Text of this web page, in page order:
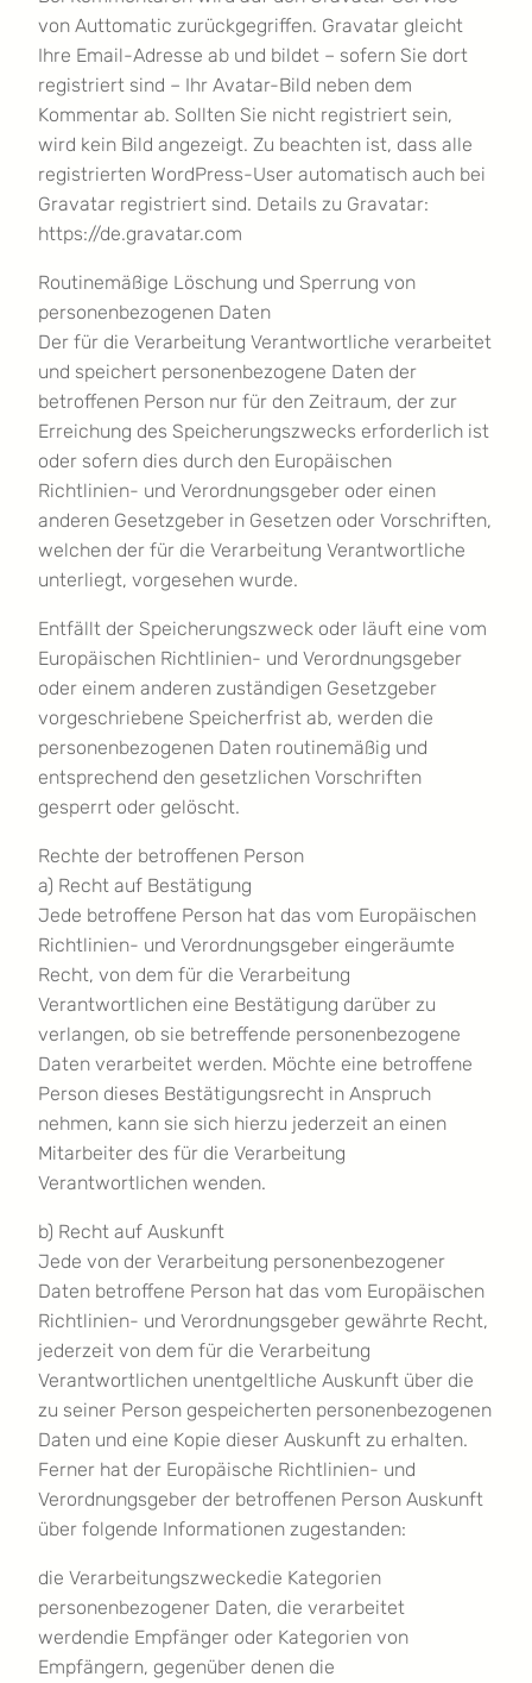
von Auttomatic zurückgegriffen. Gravatar gleicht
Ihre Email-Adresse ab und bildet – sofern Sie dort
registriert sind – Ihr Avatar-Bild neben dem
Kommentar ab. Sollten Sie nicht registriert sein,
wird kein Bild angezeigt. Zu beachten ist, dass alle
registrierten WordPress-User automatisch auch bei
Gravatar registriert sind. Details zu Gravatar:
https://de.gravatar.com
Routinemäßige Löschung und Sperrung von
personenbezogenen Daten
Der für die Verarbeitung Verantwortliche verarbeitet
und speichert personenbezogene Daten der
betroffenen Person nur für den Zeitraum, der zur
Erreichung des Speicherungszwecks erforderlich ist
oder sofern dies durch den Europäischen
Richtlinien- und Verordnungsgeber oder einen
anderen Gesetzgeber in Gesetzen oder Vorschriften,
welchen der für die Verarbeitung Verantwortliche
unterliegt, vorgesehen wurde.
Entfällt der Speicherungszweck oder läuft eine vom
Europäischen Richtlinien- und Verordnungsgeber
oder einem anderen zuständigen Gesetzgeber
vorgeschriebene Speicherfrist ab, werden die
personenbezogenen Daten routinemäßig und
entsprechend den gesetzlichen Vorschriften
gesperrt oder gelöscht.
Rechte der betroffenen Person
a) Recht auf Bestätigung
Jede betroffene Person hat das vom Europäischen
Richtlinien- und Verordnungsgeber eingeräumte
Recht, von dem für die Verarbeitung
Verantwortlichen eine Bestätigung darüber zu
verlangen, ob sie betreffende personenbezogene
Daten verarbeitet werden. Möchte eine betroffene
Person dieses Bestätigungsrecht in Anspruch
nehmen, kann sie sich hierzu jederzeit an einen
Mitarbeiter des für die Verarbeitung
Verantwortlichen wenden.
b) Recht auf Auskunft
Jede von der Verarbeitung personenbezogener
Daten betroffene Person hat das vom Europäischen
Richtlinien- und Verordnungsgeber gewährte Recht,
jederzeit von dem für die Verarbeitung
Verantwortlichen unentgeltliche Auskunft über die
zu seiner Person gespeicherten personenbezogenen
Daten und eine Kopie dieser Auskunft zu erhalten.
Ferner hat der Europäische Richtlinien- und
Verordnungsgeber der betroffenen Person Auskunft
über folgende Informationen zugestanden:
die Verarbeitungszweckedie Kategorien
personenbezogener Daten, die verarbeitet
werdendie Empfänger oder Kategorien von
Empfängern, gegenüber denen die